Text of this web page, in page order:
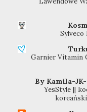
Sylveco
Garnier Vitamin
By Kamila-
YesStyle ||